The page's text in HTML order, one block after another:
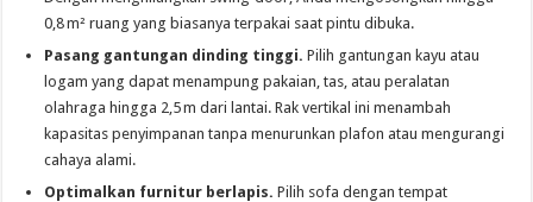
0,8 m² ruang yang biasanya terpakai saat pintu dibuka.
Pasang gantungan dinding tinggi. Pilih gantungan kayu atau
logam yang dapat menampung pakaian, tas, atau peralatan
olahraga hingga 2,5 m dari lantai. Rak vertikal ini menambah
kapasitas penyimpanan tanpa menurunkan plafon atau mengurangi
cahaya alami.
Optimalkan furnitur berlapis. Pilih sofa dengan tempat